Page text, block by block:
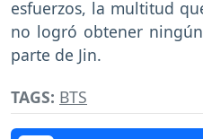
esfuerzos, la multitud
no logró obtener
parte de Jin.
TAGS: BTS